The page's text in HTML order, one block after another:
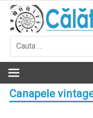
Skip
content
Canapele